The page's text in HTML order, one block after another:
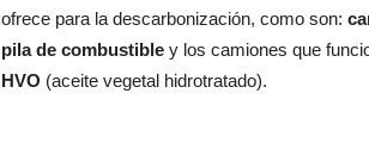
ofrece para la descarbonización, como son:
pila de combustible y los camiones que
HVO (aceite vegetal hidrotratado).